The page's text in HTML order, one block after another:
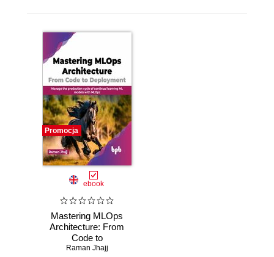
Promocja
ebook
Mastering MLOps
Architecture: From
Code to
Deployment
Raman Jhajj